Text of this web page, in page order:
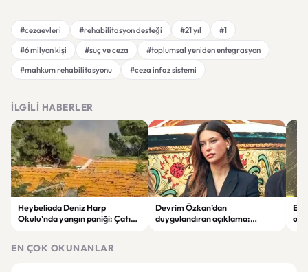
#cezaevleri #rehabilitasyon desteği #21 yıl
#1
#6 milyon kişi
#suç ve ceza
#toplumsal yeniden entegrasyon
#mahkum rehabilitasyonu
#ceza infaz sistemi
İLGILI HABERLER
Heybeliada Deniz Harp
Okulu’nda yangın paniği: Çatıda
Devrim Özkan’dan
duygulandıran açıklama:
EN ÇOK OKUNANLAR